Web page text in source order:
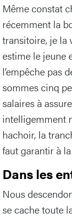
Même constat
récemment la
transitoire, je la
estime le jeune
l’empêche pas
sommes cinq
salaires à
intelligemment
hachoir, la
faut garantir à
Dans les
Nous
se cache toute